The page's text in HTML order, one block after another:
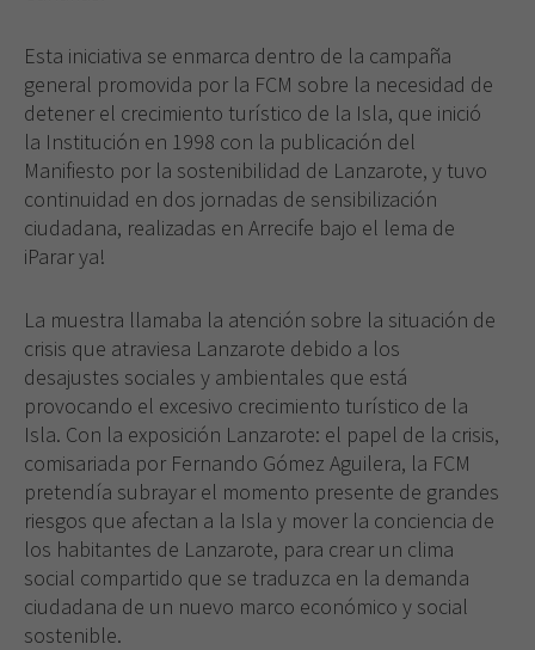
Esta iniciativa se enmarca dentro de la campaña
general promovida por la FCM sobre la necesidad de
detener el crecimiento turístico de la Isla, que inició
la Institución en 1998 con la publicación del
Manifiesto por la sostenibilidad de Lanzarote, y tuvo
continuidad en dos jornadas de sensibilización
ciudadana, realiza­das en Arrecife bajo el lema de
iParar ya!
La muestra llamaba la atención sobre la situación de
crisis que atraviesa Lanzarote debido a los
desajustes sociales y ambientales que está
provocando el excesivo creci­miento turístico de la
Isla. Con la exposición Lanzarote: el papel de la crisis,
comisariada por Fernando Gómez Aguilera, la FCM
pretendía subrayar el momento presente de grandes
riesgos que afectan a la Isla y mover la conciencia de
los habitantes de Lanzarote, para crear un clima
social compartido que se traduzca en la demanda
ciudadana de un nuevo marco económico y social
sostenible.